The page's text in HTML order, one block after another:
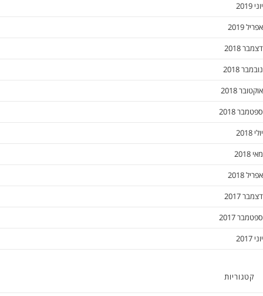
יוני 2019
אפריל 2019
דצמבר 2018
נובמבר 2018
אוקטובר 2018
ספטמבר 2018
יולי 2018
מאי 2018
אפריל 2018
דצמבר 2017
ספטמבר 2017
יוני 2017
קטגוריות